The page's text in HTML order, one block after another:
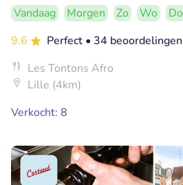
Vandaag Morgen Zo Wo
Do
9.6
Perfect • 34 beoordelingen
Les Tontons Afro
Lille (4km)
Verkocht: 8